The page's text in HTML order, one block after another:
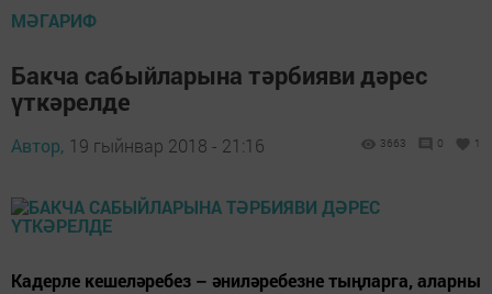
МӘГАРИФ
Бакча сабыйларына тәрбияви дәрес
үткәрелде
Автор, 19 гыйнвар 2018 - 21:16 3663 0 1
Кадерле кешеләребез – әниләребезне тыңларга, аларны